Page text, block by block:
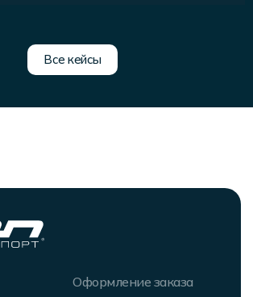
Все кейсы
Оформление заказа